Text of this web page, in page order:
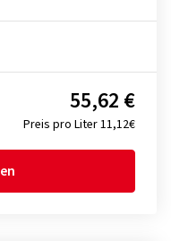
Preis pro Liter 11,12€
55,62 €